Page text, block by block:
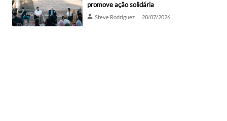
promove ação solidária
Steve Rodríguez 28/07/2026